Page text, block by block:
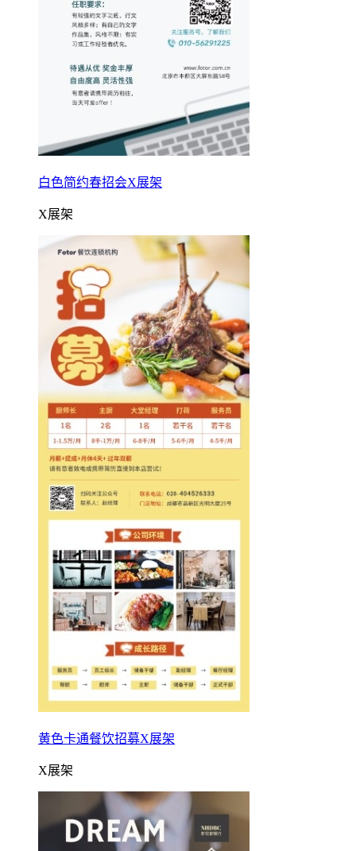
白色简约春招会X展架
X展架
黄色卡通餐饮招募X展架
X展架